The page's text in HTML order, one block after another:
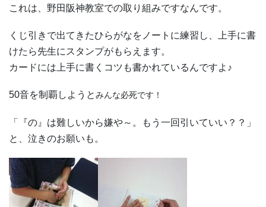
これは、野田阪神教室での取り組みですなんです。
くじ引きで出てきたひらがなをノートに練習し、上手に書
けたら先生にスタンプがもらえます。
カードには上手に書くコツも書かれているんですよ♪
50音を制覇しようとみんな必死です！
「『の』は難しいから嫌や～。もう一回引いていい？？」
と、泣きのお願いも。